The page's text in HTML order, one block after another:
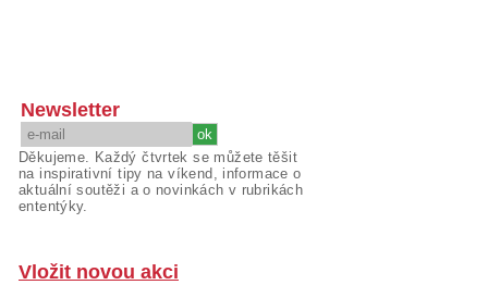
Newsletter
Děkujeme. Každý čtvrtek se můžete těšit
na inspirativní tipy na víkend, informace o
aktuální soutěži a o novinkách v rubrikách
ententýky.
Vložit novou akci